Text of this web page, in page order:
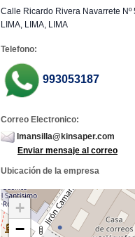
Calle Ricardo Rivera Navarrete
LIMA, LIMA, LIMA
Telefono:
993053187
Correo Electronico:
lmansilla@kinsaper.com
Enviar mensaje al correo
Ubicación de la empresa
+
−